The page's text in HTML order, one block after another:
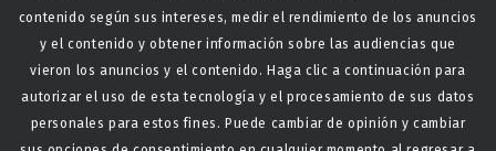
contenido según sus intereses, medir el rendimiento de los anuncios
y el contenido y obtener información sobre las audiencias que
vieron los anuncios y el contenido. Haga clic a continuación para
autorizar el uso de esta tecnología y el procesamiento de sus datos
personales para estos fines. Puede cambiar de opinión y cambiar